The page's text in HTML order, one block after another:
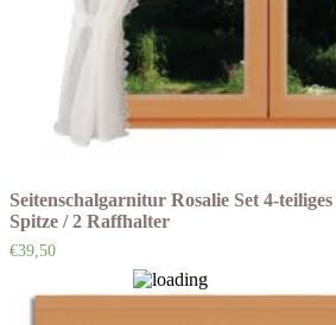
Seitenschalgarnitur Rosalie Set 4-
Spitze / 2 Raffhalter
€39,50